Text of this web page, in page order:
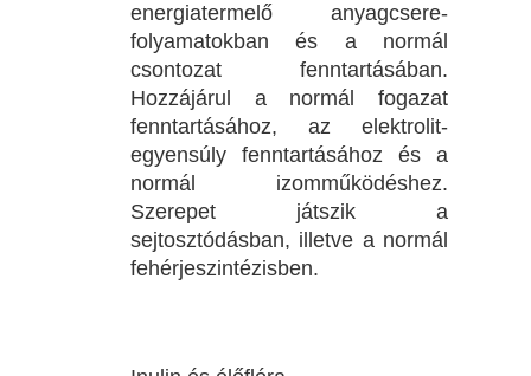
energiatermelő anyagcsere-
folyamatokban és a normál
csontozat fenntartásában.
Hozzájárul a normál fogazat
fenntartásához, az elektrolit-
egyensúly fenntartásához és a
normál izomműködéshez.
Szerepet játszik a
sejtosztódásban, illetve a normál
fehérjeszintézisben.